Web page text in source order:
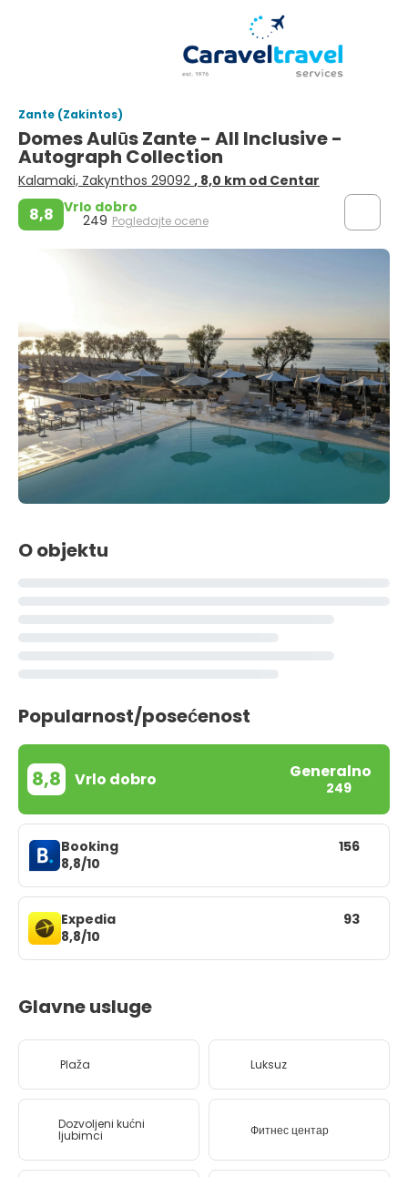
Zante (Zakintos)
Domes Aulūs Zante - All Inclusive -
Autograph Collection
Kalamaki, Zakynthos 29092 , 8,0 km od Centar
8,8 Vrlo dobro
249 Pogledajte ocene
O objektu
Popularnost/posećenost
8,8 Vrlo dobro Generalno
249
Booking
8,8/10
156
Expedia
8,8/10
93
Glavne usluge
Plaža Luksuz
Dozvoljeni kućni
ljubimci Фитнес центар